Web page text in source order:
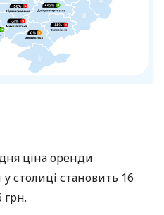
ціна оренди
столиці становить 16
грн.